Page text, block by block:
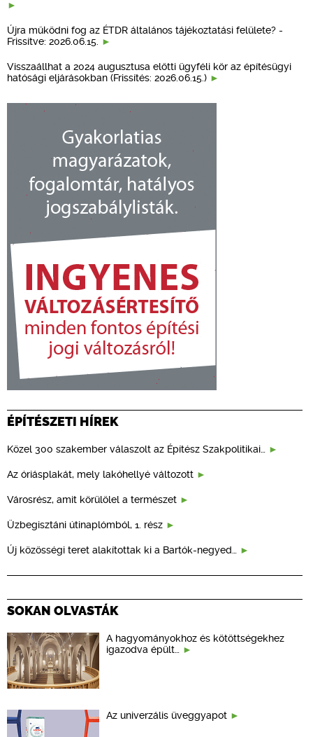
Újra működni fog az ÉTDR általános tájékoztatási felülete? -
Frissítve: 2026.06.15.
Visszaállhat a 2024 augusztusa előtti ügyféli kör az építésügyi
hatósági eljárásokban (Frissítés: 2026.06.15.)
ÉPÍTÉSZETI HÍREK
Közel 300 szakember válaszolt az Építész Szakpolitikai…
Az óriásplakát, mely lakóhellyé változott
Városrész, amit körülölel a természet
Üzbegisztáni útinaplómból, 1. rész
Új közösségi teret alakítottak ki a Bartók-negyed…
SOKAN OLVASTÁK
A hagyományokhoz és kötöttségekhez
igazodva épült…
Az univerzális üveggyapot